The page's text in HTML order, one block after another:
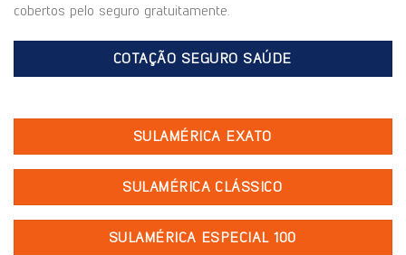
cobertos pelo seguro gratuitamente.
COTAÇÃO SEGURO SAÚDE
SULAMÉRICA EXATO
SULAMÉRICA CLÁSSICO
SULAMÉRICA ESPECIAL 100